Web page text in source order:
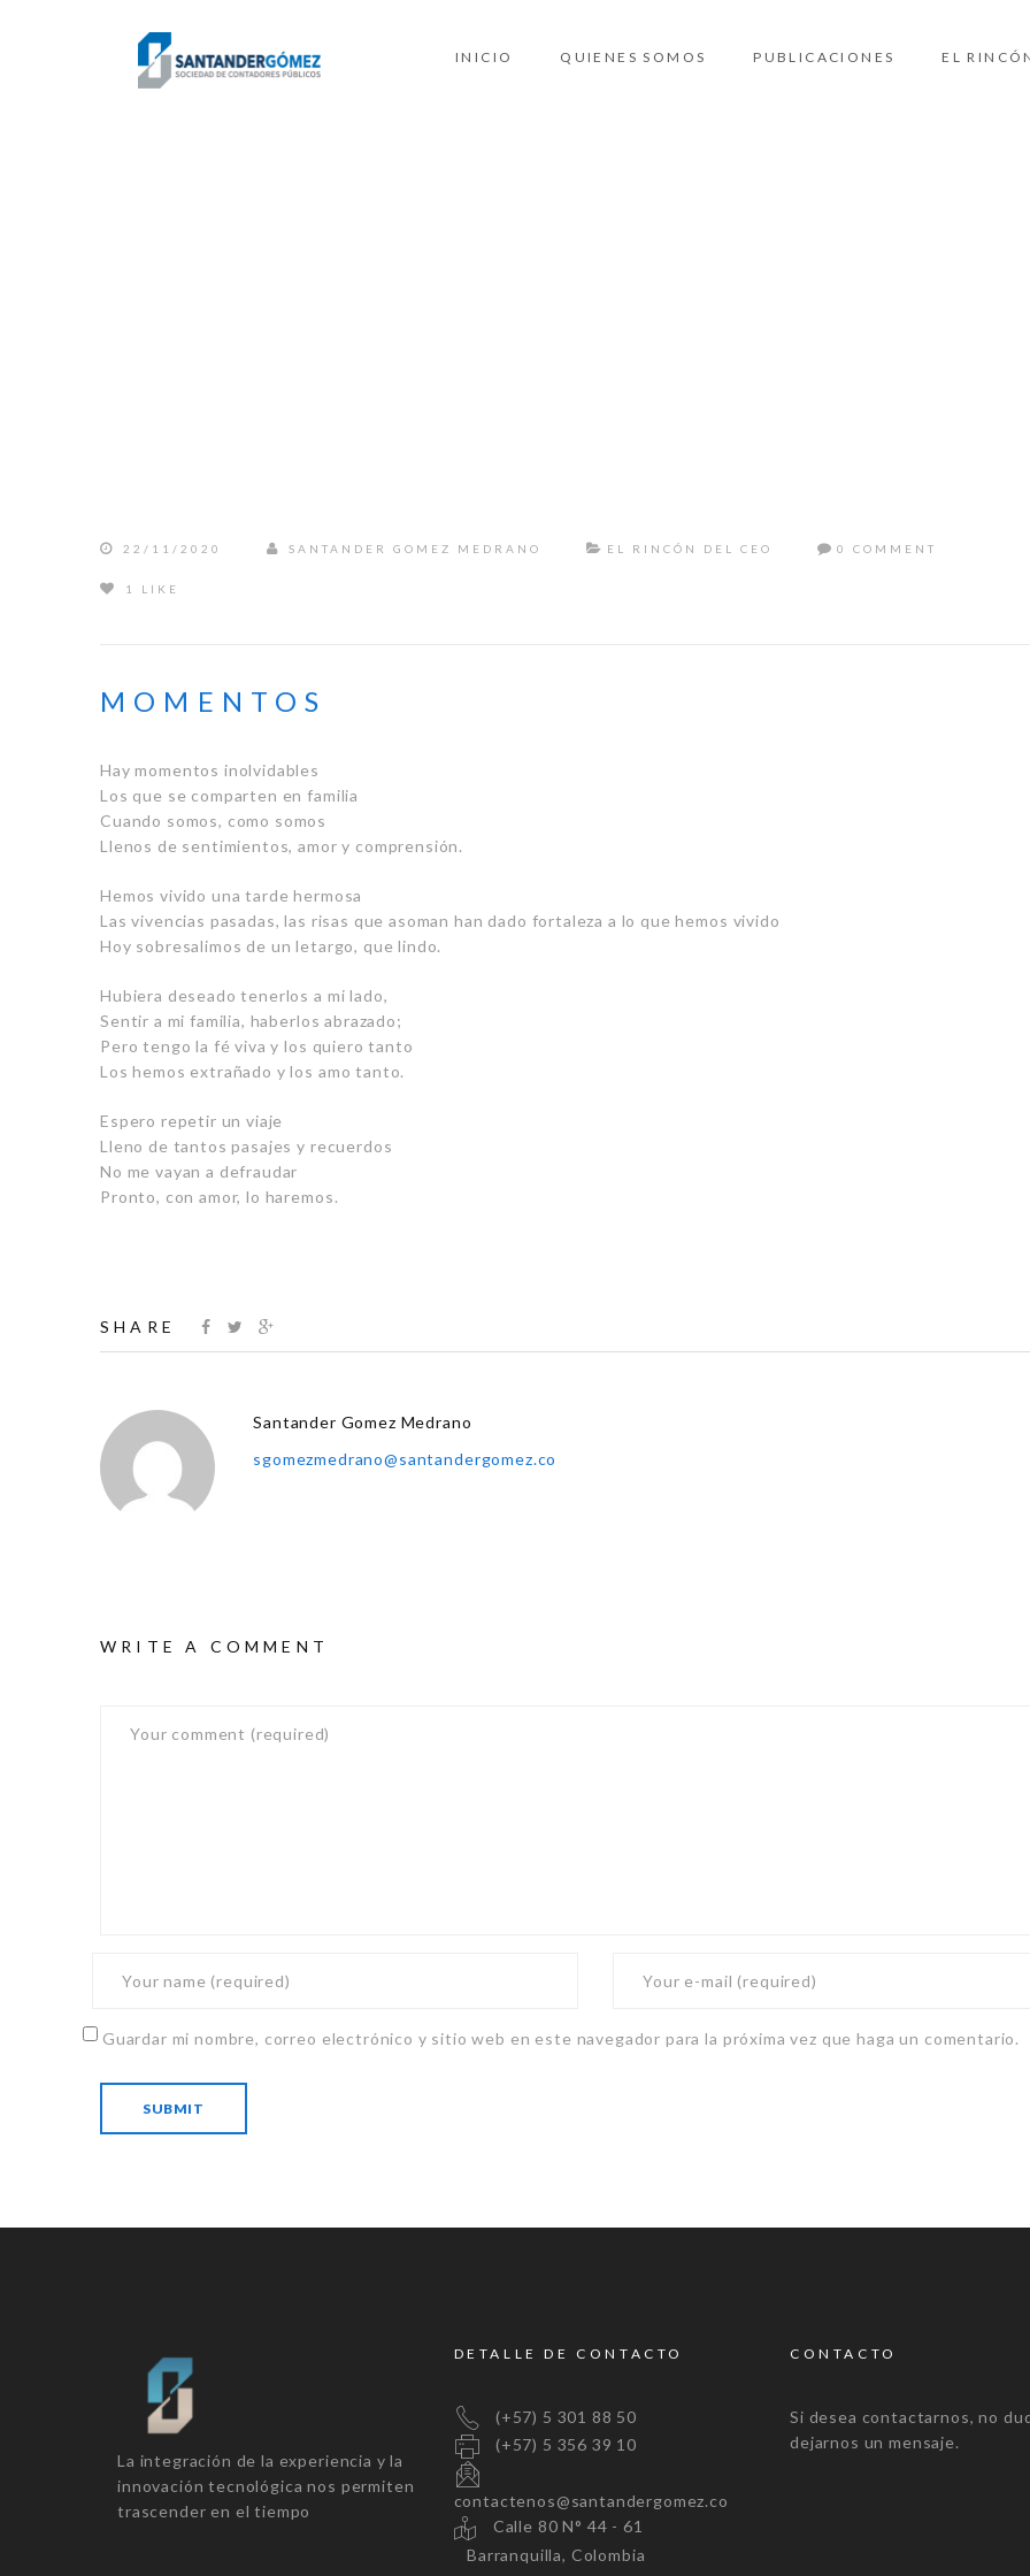
INICIO QUIENES SOMOS PUBLICACIONES EL
22/11/2020 SANTANDER GOMEZ MEDRANO EL RINCÓN DEL CEO 0 COMMENT
1 LIKE
MOMENTOS
Hay momentos inolvidables
Los que se comparten en familia
Cuando somos, como somos
Llenos de sentimientos, amor y comprensión.
Hemos vivido una tarde hermosa
Las vivencias pasadas, las risas que asoman han dado fortaleza a lo que hemos vivido
Hoy sobresalimos de un letargo, que lindo.
Hubiera deseado tenerlos a mi lado,
Sentir a mi familia, haberlos abrazado;
Pero tengo la fé viva y los quiero tanto
Los hemos extrañado y los amo tanto.
Espero repetir un viaje
Lleno de tantos pasajes y recuerdos
No me vayan a defraudar
Pronto, con amor, lo haremos.
SHARE
Santander Gomez Medrano
sgomezmedrano@santandergomez.co
WRITE A COMMENT
Guardar mi nombre, correo electrónico y sitio web en este navegador para la próxima vez que haga un comentario.
La integración de la experiencia y la
innovación tecnológica nos permiten
trascender en el tiempo
DETALLE DE CONTACTO
(+57) 5 301 88 50
(+57) 5 356 39 10
contactenos@santandergomez.co
Calle 80 N° 44 - 61
Barranquilla, Colombia
CONTACTO
Si desea contactarnos, no
dejarnos un mensaje.